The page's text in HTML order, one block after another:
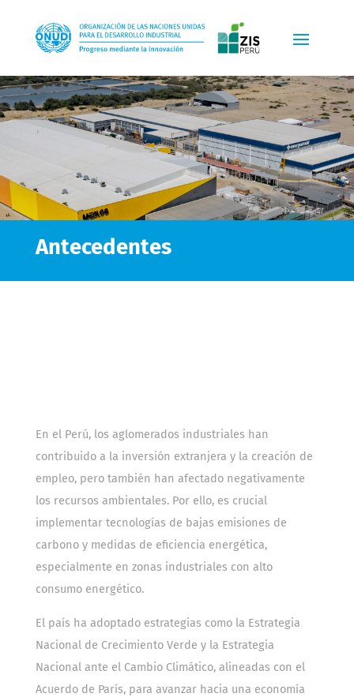
Antecedentes
En el Perú, los aglomerados industriales han
contribuido a la inversión extranjera y la creación de
empleo, pero también han afectado negativamente
los recursos ambientales. Por ello, es crucial
implementar tecnologías de bajas emisiones de
carbono y medidas de eficiencia energética,
especialmente en zonas industriales con alto
consumo energético.
El país ha adoptado estrategias como la Estrategia
Nacional de Crecimiento Verde y la Estrategia
Nacional ante el Cambio Climático, alineadas con el
Acuerdo de París, para avanzar hacia una economía